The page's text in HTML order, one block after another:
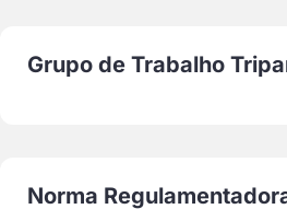
Grupo de Trabalho
Norma